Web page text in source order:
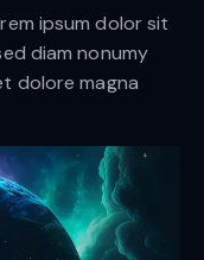
ipsum dolor sit
diam nonumy
dolore magna